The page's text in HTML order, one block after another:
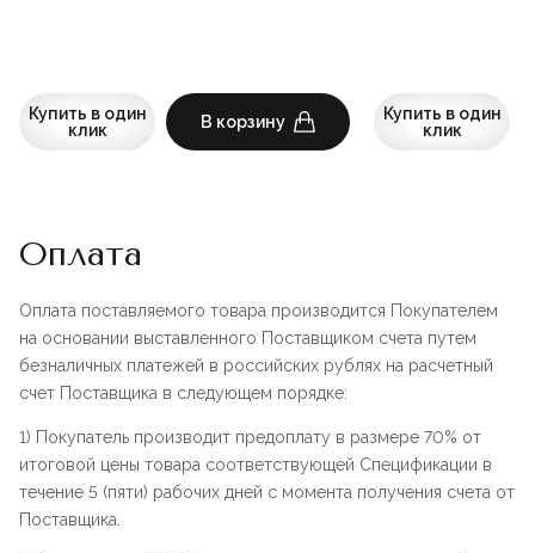
Купить в один
клик
В корзину
Купить в один
клик
Оплата
Оплата поставляемого товара производится Покупателем
на основании выставленного Поставщиком счета путем
безналичных платежей в российских рублях на расчетный
счет Поставщика в следующем порядке:
1) Покупатель производит предоплату в размере 70% от
итоговой цены товара соответствующей Спецификации в
течение 5 (пяти) рабочих дней с момента получения счета от
Поставщика.